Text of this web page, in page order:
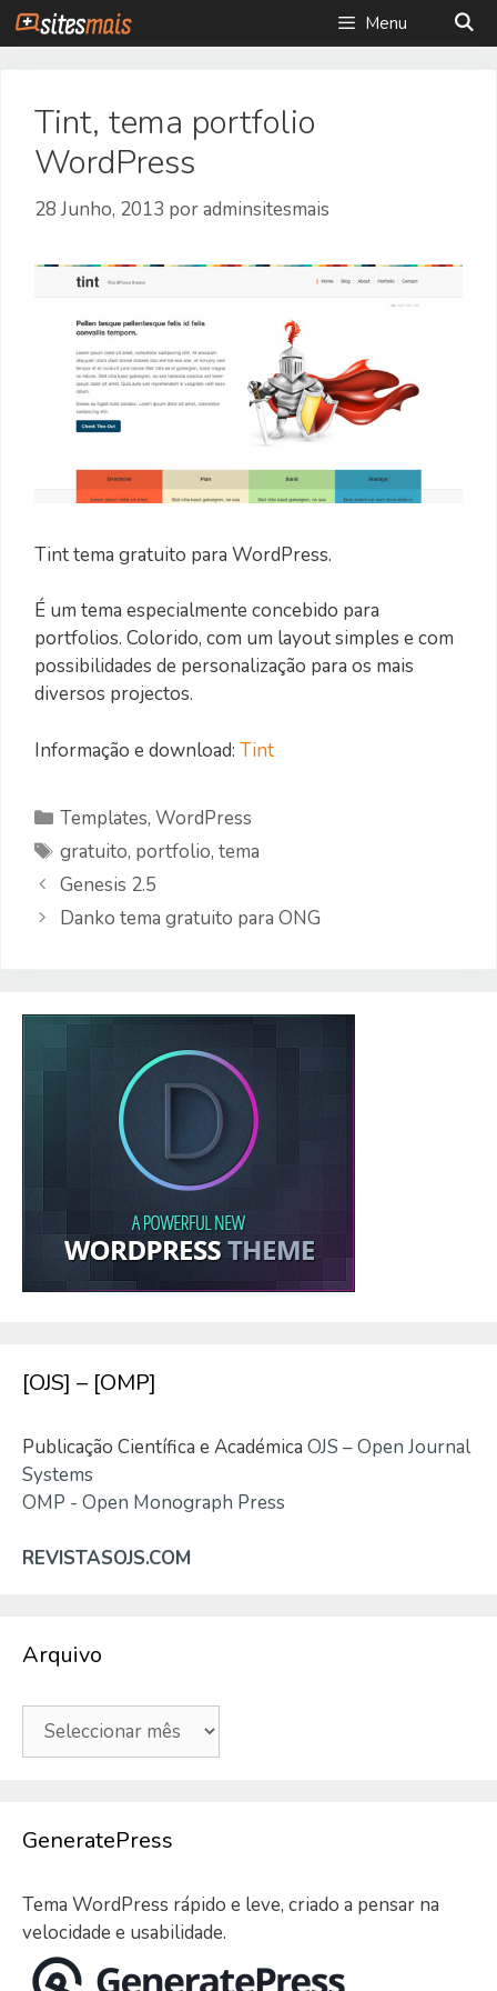
Saltar
para
Menu
Tint, tema portfolio
WordPress
28 Junho, 2013 poradminsitesmais
Tint tema gratuito para WordPress.
É um tema especialmente concebido para
portfolios. Colorido, com um layout simples e com
possibilidades de personalização para os mais
diversos projectos.
Informação e download: Tint
Categorias
Templates,WordPress
Etiquetas
gratuito, portfolio,tema
Genesis 2.5
Danko tema gratuito para ONG
[OJS] – [OMP]
Publicação Científica e Académica OJS – Open Journal
Systems
OMP - Open Monograph Press
REVISTASOJS.COM
Arquivo
Arquivo
GeneratePress
Tema WordPress rápido e leve, criado a pensar na
velocidade e usabilidade.